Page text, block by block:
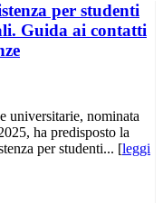
per studenti
Guida ai contatti
universitarie, nominata
ha predisposto la
per studenti... [leggi